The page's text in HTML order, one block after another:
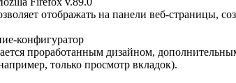
отображать на панели веб-страницы,
конфигуратор
проработанным дизайном,
только просмотр вкладок).